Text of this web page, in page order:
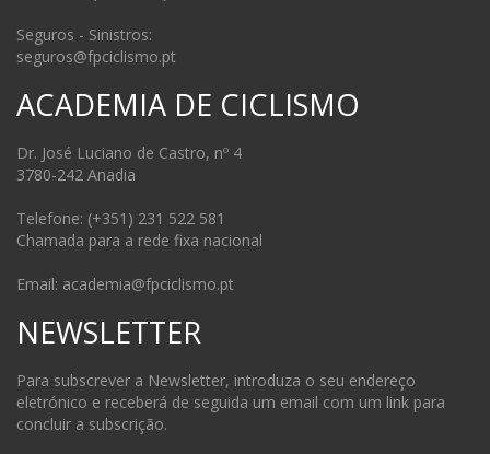
Seguros - Sinistros:
seguros@fpciclismo.pt
ACADEMIA DE CICLISMO
Dr. José Luciano de Castro, nº 4
3780-242 Anadia
Telefone: (+351) 231 522 581
Chamada para a rede fixa nacional
Email: academia@fpciclismo.pt
NEWSLETTER
Para subscrever a Newsletter, introduza o seu endereço
eletrónico e receberá de seguida um email com um link para
concluir a subscrição.